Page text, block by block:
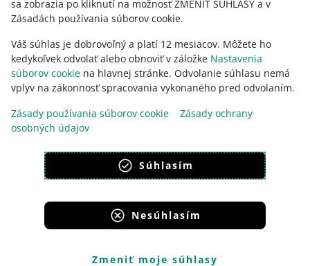
sa zobrazia po kliknutí na možnosť ZMENIŤ SÚHLASY a v
Zásadách používania súborov cookie.
Váš súhlas je dobrovoľný a platí 12 mesiacov. Môžete ho
kedykoľvek odvolať alebo obnoviť v záložke Nastavenia
súborov cookie na hlavnej stránke. Odvolanie súhlasu nemá
vplyv na zákonnosť spracovania vykonaného pred odvolaním.
Zásady používania súborov cookie
Zásady ochrany
osobných údajov
Súhlasím
Nesúhlasím
Zmeniť moje súhlasy
vzhľad: svetlý motív
Portály skupiny Allegro
Allegro.sk Allegro.hu Onedelivery.cz